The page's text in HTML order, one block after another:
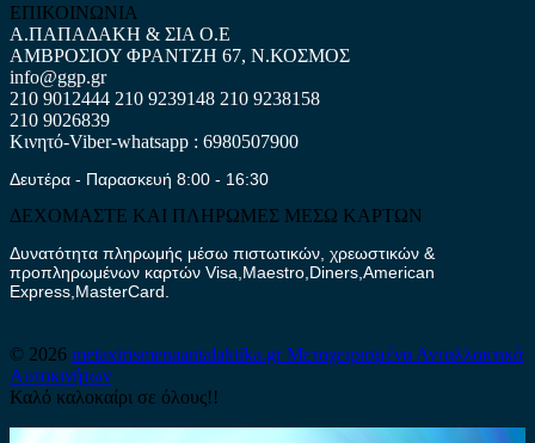
ΕΠΙΚΟΙΝΩΝΙΑ
Α.ΠΑΠΑΔΑΚΗ & ΣΙΑ Ο.Ε
ΑΜΒΡΟΣΙΟΥ ΦΡΑΝΤΖΗ 67, Ν.ΚΟΣΜΟΣ
info@ggp.gr
210 9012444 210 9239148 210 9238158
210 9026839
Κινητό-Viber-whatsapp : 6980507900
Δευτέρα - Παρασκευή 8:00 - 16:30
ΔΕΧΟΜΑΣΤΕ ΚΑΙ ΠΛΗΡΩΜΕΣ ΜΕΣΩ ΚΑΡΤΩΝ
Δυνατότητα πληρωμής μέσω πιστωτικών, χρεωστικών &
προπληρωμένων καρτών Visa,Maestro,Diners,American
Express,MasterCard.
© 2026 metaxirismenaantalaktika.grΜεταχειρισμένα Ανταλλακτικά
Αυτοκινήτων
Καλό καλοκαίρι σε όλους!!